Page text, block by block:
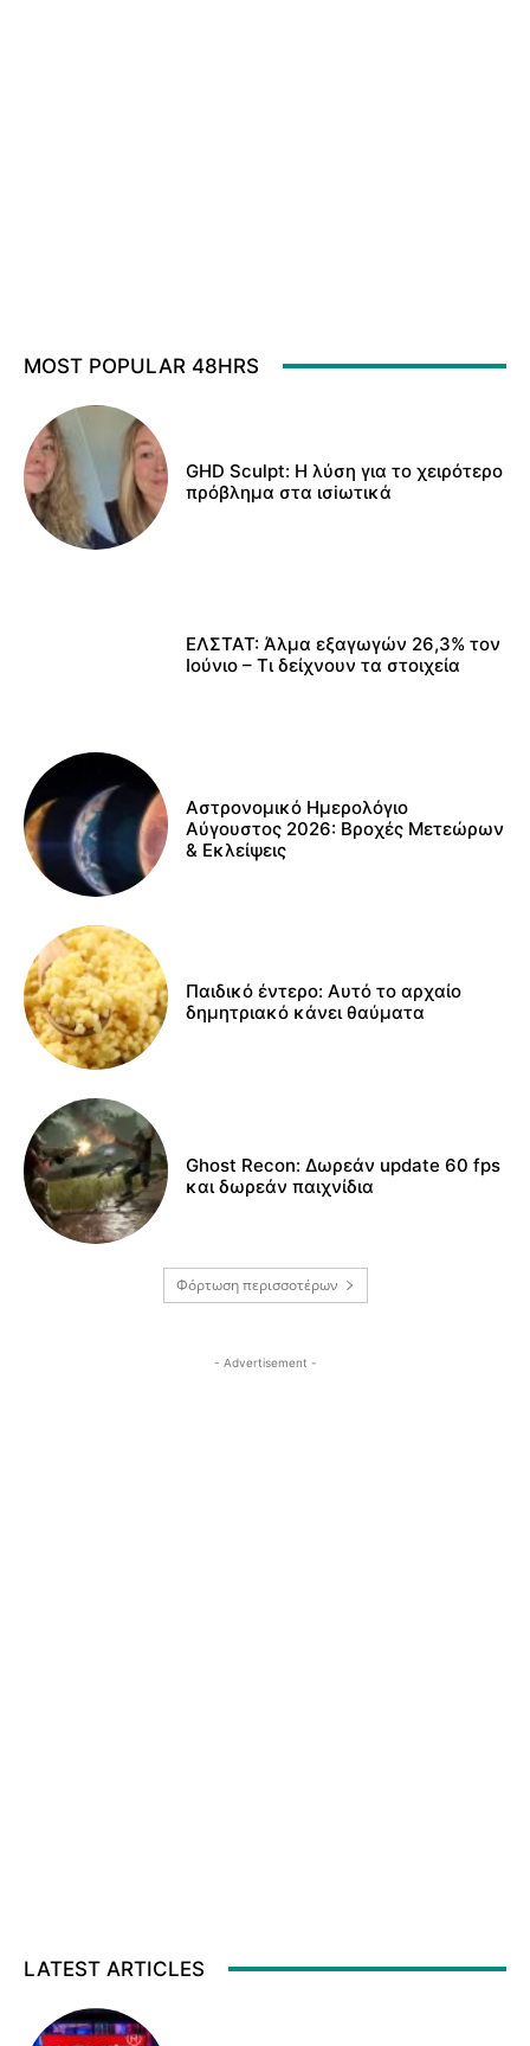
MOST POPULAR 48HRS
GHD Sculpt: Η λύση για το χειρότερο
πρόβλημα στα ισiωτικά
ΕΛΣΤΑΤ: Άλμα εξαγωγών 26,3% τον
Ιούνιο – Τι δείχνουν τα στοιχεία
Αστρονομικό Ημερολόγιο
Αύγουστος 2026: Βροχές Μετεώρων
& Εκλείψεις
Παιδικό έντερο: Αυτό το αρχαίο
δημητριακό κάνει θαύματα
Ghost Recon: Δωρεάν update 60 fps
και δωρεάν παιχνίδια
Φόρτωση περισσοτέρων
- Advertisement -
LATEST ARTICLES